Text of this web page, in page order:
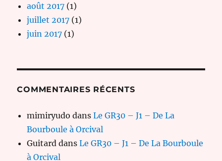
août 2017 (1)
juillet 2017 (1)
juin 2017 (1)
COMMENTAIRES RÉCENTS
mimiryudo dansLe GR30 – J1 – De La
Bourboule à Orcival
Guitard dansLe GR30 – J1 – De La Bourboule
à Orcival